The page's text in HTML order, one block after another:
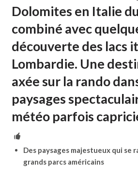
Dolomites en Italie
combiné avec
découverte des lacs
Lombardie. Une
axée sur la rando
paysages
météo parfois
Des paysages majestueux qui se
grands parcs américains